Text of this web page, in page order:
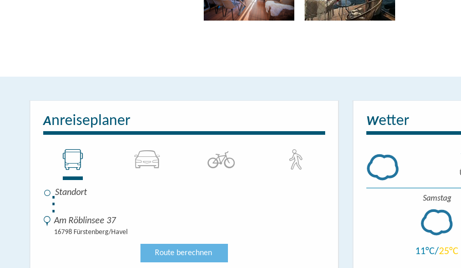
auf besondere Weise verbinden.
Anreiseplaner
⋮
Am Röblinsee 37
16798 Fürstenberg/Havel
Route berechnen
Wetter
Samstag
11 25